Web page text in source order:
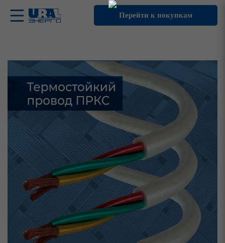
Перейти к покупкам